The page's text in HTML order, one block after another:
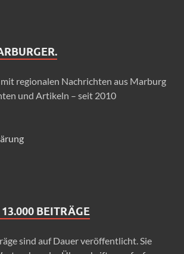
regionalen Nachrichten aus Marburg
und Artikeln – seit 2010
BEITRÄGE
sind auf Dauer veröffentlicht. Sie